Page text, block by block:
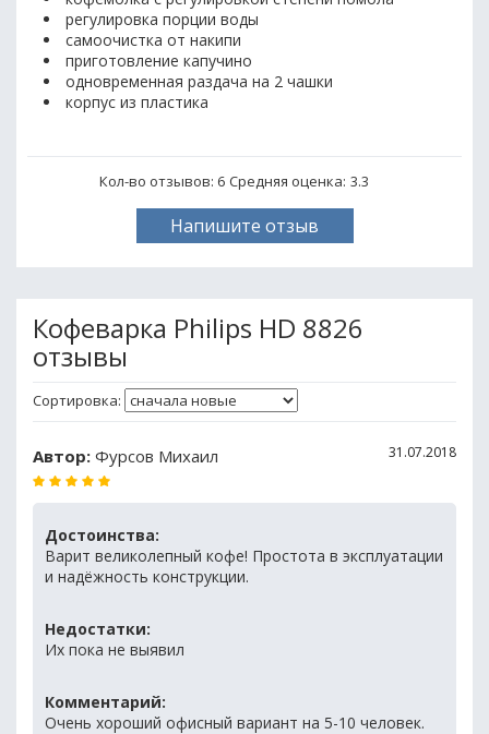
регулировка порции воды
самоочистка от накипи
приготовление капучино
одновременная раздача на 2 чашки
корпус из пластика
Кол-во отзывов: 6 Средняя оценка: 3.3
Напишите отзыв
Кофеварка Philips HD 8826
отзывы
Сортировка:
Автор: Фурсов Михаил 31.07.2018
Достоинства:
Варит великолепный кофе! Простота в эксплуатации
и надёжность конструкции.
Недостатки:
Их пока не выявил
Комментарий:
Очень хороший офисный вариант на 5-10 человек.